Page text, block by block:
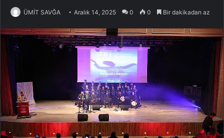
ÜMİT SAVĞA Aralık 14, 2025 0 0 Bir dakikadan az